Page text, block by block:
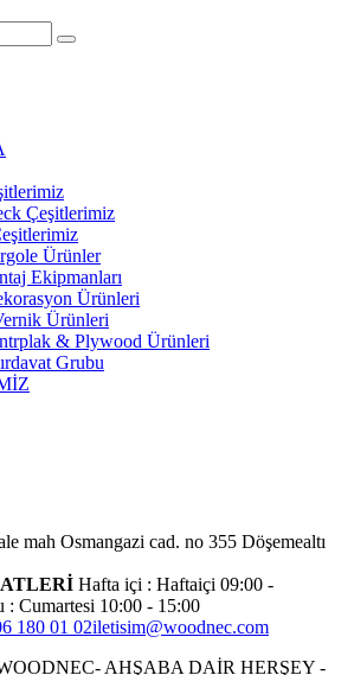
Çeşitlerimiz
Ürünler
Ekipmanları
Ürünleri
Ürünleri
& Plywood Ürünleri
Grubu
mah Osmangazi cad. no 355 Döşemealtı
Hafta içi : Haftaiçi 09:00 -
: Cumartesi 10:00 - 15:00
180 01 02iletisim@woodnec.com
AHŞABA DAİR HERŞEY -